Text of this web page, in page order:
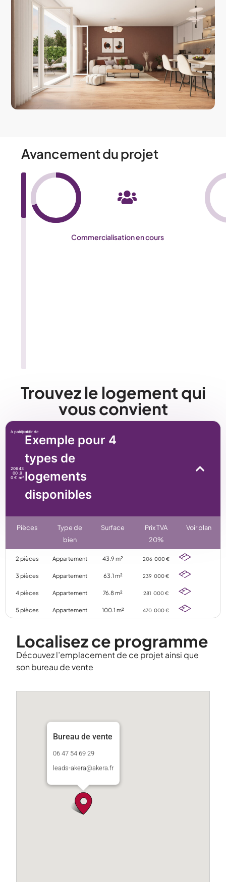
Avancement du projet​
Commercialisation en cours
Trouvez le logement qui
vous convient
à partir de
206
00
0 €
à partir de
43
.9
m²
Exemple pour 4
types de
logements
disponibles
Pièces
Type de
bien
Surface
Prix TVA
20%
Voir plan
2 pièces Appartement 43.9 m² 206 000 €
3 pièces Appartement 63.1 m² 239 000 €
4 pièces Appartement 76.8 m² 281 000 €
5 pièces Appartement 100.1 m² 470 000 €
Localisez ce programme
Découvez l’emplacement de ce projet ainsi que
son bureau de vente
Bureau de vente
06 47 54 69 29
leads-akera@akera.fr